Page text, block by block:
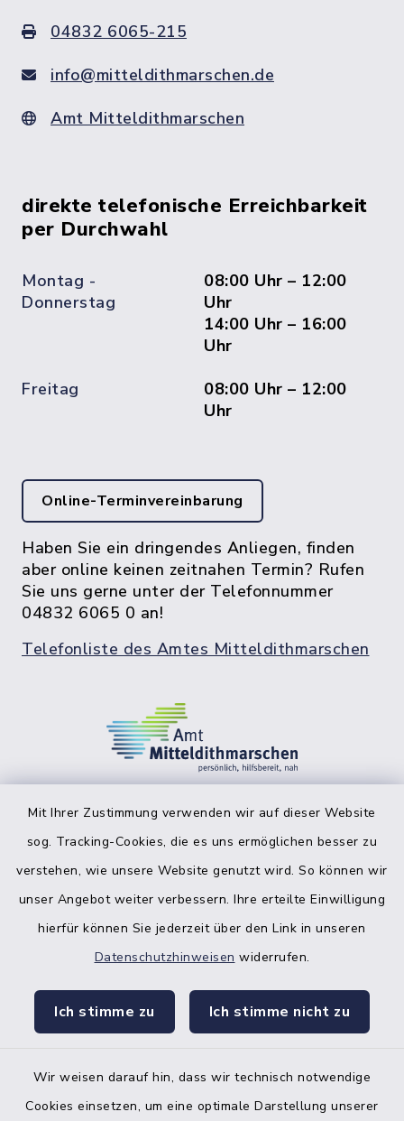
Mit Ihrer Zustimmung verwenden wir auf dieser Website
sog. Tracking-Cookies, die es uns ermöglichen besser zu
verstehen, wie unsere Website genutzt wird. So können wir
unser Angebot weiter verbessern. Ihre erteilte Einwilligung
hierfür können Sie jederzeit über den Link in unseren
Datenschutzhinweisen widerrufen.
Ich stimme zu Ich stimme nicht zu
Wir weisen darauf hin, dass wir technisch notwendige
Cookies einsetzen, um eine optimale Darstellung unserer
04832 6065-215
info@mitteldithmarschen.de
Amt Mitteldithmarschen
direkte telefonische Erreichbarkeit
per Durchwahl
Montag -
Donnerstag
08:00 Uhr – 12:00
Uhr
14:00 Uhr – 16:00
Uhr
Freitag
08:00 Uhr – 12:00
Uhr
Online-Terminvereinbarung
Haben Sie ein dringendes Anliegen, finden
aber online keinen zeitnahen Termin? Rufen
Sie uns gerne unter der Telefonnummer
04832 6065 0 an!
Telefonliste des Amtes Mitteldithmarschen
facebook
Bankverbindung der Amtskasse
Kontakt
Datenschutz